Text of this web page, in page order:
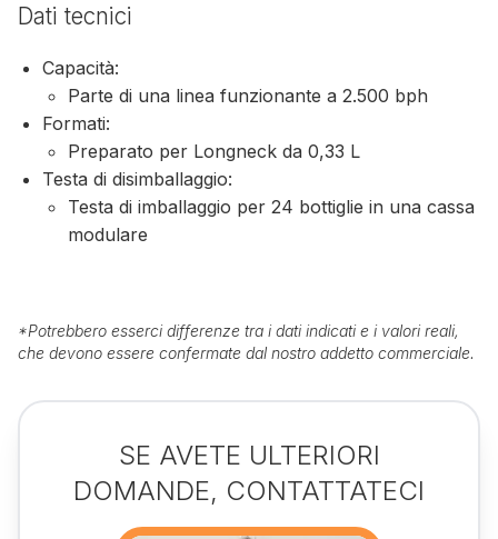
Dati tecnici
Capacità:
Parte di una linea funzionante a 2.500 bph
Formati:
Preparato per Longneck da 0,33 L
Testa di disimballaggio:
Testa di imballaggio per 24 bottiglie in una cassa
modulare
*Potrebbero esserci differenze tra i dati indicati e i valori reali,
che devono essere confermate dal nostro addetto commerciale.
SE AVETE ULTERIORI
DOMANDE, CONTATTATECI